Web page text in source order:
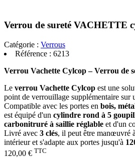
Verrou de sureté VACHETTE
Catégorie : Verrous
Référence : 6213
Verrou Vachette Cylcop – Verrou de
Le verrou Vachette Cylcop est une
point de verrouillage supplémentaire sur
Compatible avec les portes en bois,
est équipé d'un cylindre rond à 5
carbonitruré à saillie réglable et d'un
Livré avec 3 clés, il peut être manœuvré
intérieur et s'adapte aux portes jusqu'à
120,00 € TTC